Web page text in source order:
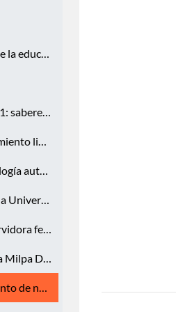
Retos y aprendizajes de la educación popular en línea
Puesta en Común 2021: saberes y aprendizajes en la Universidad Popular
Construyendo conocimiento libre sobre medio ambiente
¿Se relaciona la ginecología autogestiva con las autonomías?
Primer aniversario de la Universidad Popular
¿Cómo montar una servidora feminista desde casa?
Usando y remixando la Milpa Digital
Abriendo el conocimiento de nuestras organizaciones